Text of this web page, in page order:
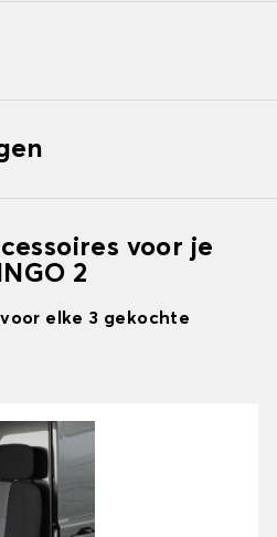
voor je
2
elke 3 gekochte